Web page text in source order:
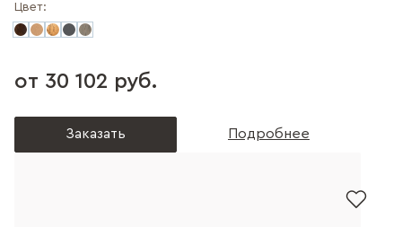
Цвет:
от 30 102 руб.
Заказать Подробнее